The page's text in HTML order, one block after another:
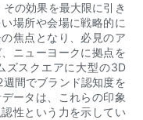
の効果を最大限に引き
場所や会場に戦略的に
焦点となり、必見のア
ニューヨークに拠点を
ズスクエアに大型の3D
間でブランド認知度を
ータは、これらの印象
性という力を示してい